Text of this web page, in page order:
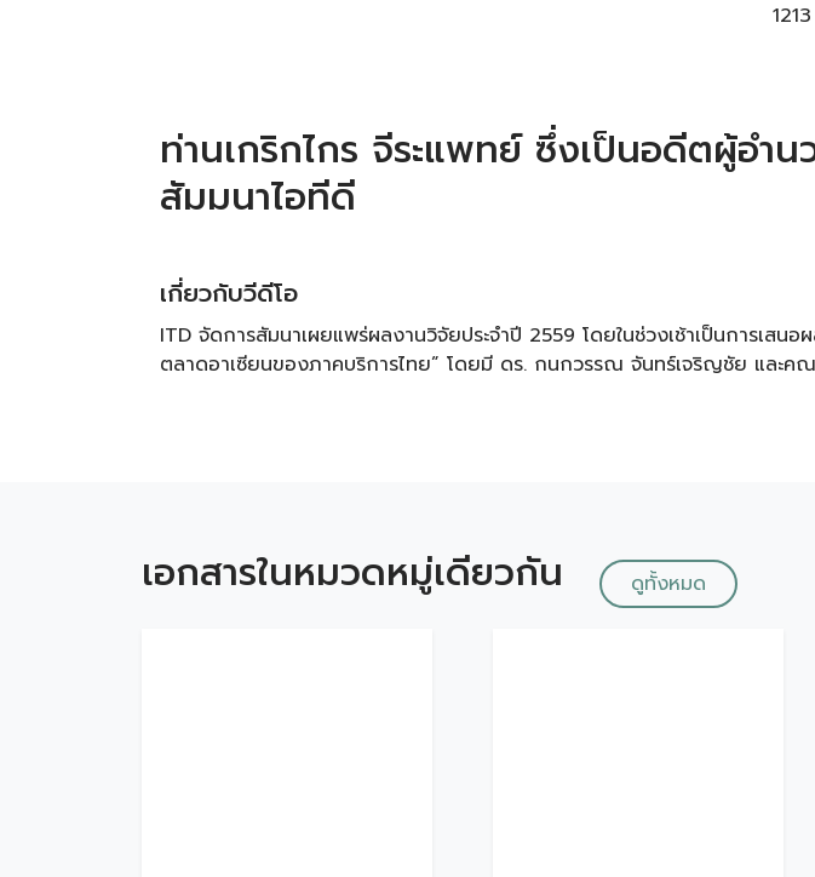
1213
ท่านเกริกไกร จีระแพทย์ ซึ่งเป็นอดีตผู้อำ
สัมมนาไอทีดี
เกี่ยวกับวีดีโอ
ITD จัดการสัมนาเผยแพร่ผลงานวิจัยประจำปี 2559 โดยในช่วงเช้าเป็นการเส
ตลาดอาเซียนของภาคบริการไทย” โดยมี ดร. กนกวรรณ จันทร์เจริญชัย และค
เอกสารในหมวดหมู่เดียวกัน ดูทั้งหมด